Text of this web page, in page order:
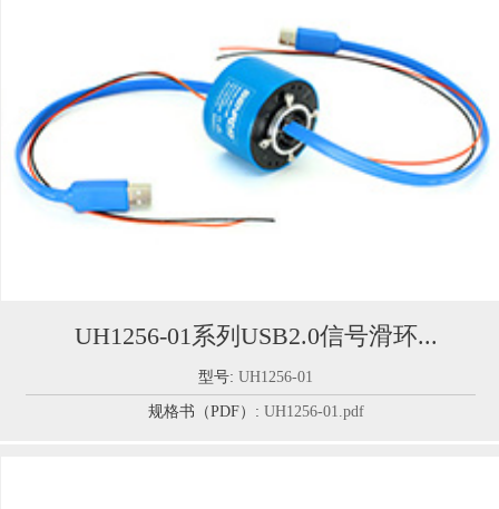
UH1256-01系列USB2.0信号滑环...
型号:UH1256-01
规格书（PDF）: UH1256-01.pdf